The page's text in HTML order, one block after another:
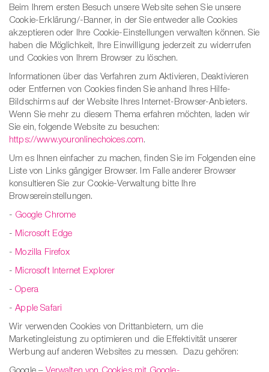
Beim Ihrem ersten Besuch unsere Website sehen Sie unsere
Cookie-Erklärung/-Banner, in der Sie entweder alle Cookies
akzeptieren oder Ihre Cookie-Einstellungen verwalten können. Sie
haben die Möglichkeit, Ihre Einwilligung jederzeit zu widerrufen
und Cookies von Ihrem Browser zu löschen.
Informationen über das Verfahren zum Aktivieren, Deaktivieren
oder Entfernen von Cookies finden Sie anhand Ihres Hilfe-
Bildschirms auf der Website Ihres Internet-Browser-Anbieters.
Wenn Sie mehr zu diesem Thema erfahren möchten, laden wir
Sie ein, folgende Website zu besuchen:
https://www.youronlinechoices.com.
Um es Ihnen einfacher zu machen, finden Sie im Folgenden eine
Liste von Links gängiger Browser. Im Falle anderer Browser
konsultieren Sie zur Cookie-Verwaltung bitte Ihre
Browsereinstellungen.
- Google Chrome
- Microsoft Edge
- Mozilla Firefox
- Microsoft Internet Explorer
-Opera
-Apple Safari
Wir verwenden Cookies von Drittanbietern, um die
Marketingleistung zu optimieren und die Effektivität unserer
Werbung auf anderen Websites zu messen. Dazu gehören:
Google –Verwalten von Cookies mit Google-